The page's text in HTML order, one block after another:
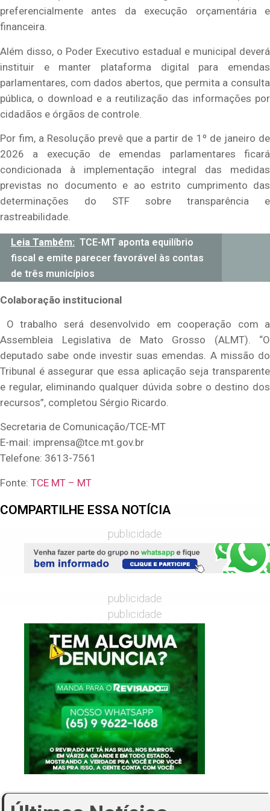
preferencialmente antes da execução orçamentária e
financeira.
Além disso, o Poder Executivo estadual e municipal deverá
instituir e manter plataforma digital para emendas
parlamentares, com dados abertos, que permita a consulta
pública, o download e a reutilização das informações por
cidadãos e órgãos de controle.
Por fim, a Resolução prevê que a partir de 1º de janeiro de
2026 a execução de emendas parlamentares ficará
condicionada à implementação integral das medidas
previstas no documento e ao estrito cumprimento das
determinações do STF sobre transparência e
rastreabilidade.
Leia Também: TCE-MT aponta equilíbrio
fiscal e emite parecer favorável às contas
de três municípios
Colaboração institucional
O trabalho será desenvolvido em cooperação com a
Assembleia Legislativa de Mato Grosso (ALMT). “O
deputado sabe onde investir suas emendas. A missão do
Tribunal é assegurar que essa aplicação seja transparente
e regular, eliminando qualquer dúvida sobre o destino dos
recursos”, completou Sérgio Ricardo.
Secretaria de Comunicação/TCE-MT
E-mail: imprensa@tce.mt.gov.br
Telefone: 3613-7561
Fonte: TCE MT – MT
COMPARTILHE ESSA NOTÍCIA
publicidade
publicidade
publicidade